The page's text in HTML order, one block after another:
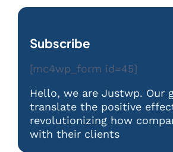
Subscribe
[mc4wp_form id=45]
Hello, we are Justwp. Our
translate the positive
revolutionizing how
with their clients